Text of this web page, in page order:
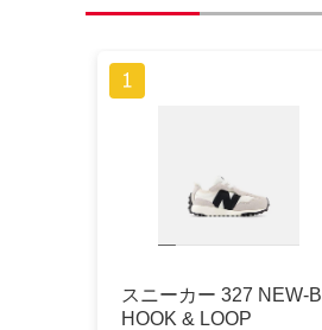
スニーカー 327 NEW-B
HOOK & LOOP